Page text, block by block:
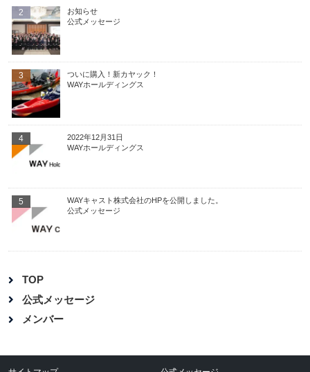
2
お知らせ
公式メッセージ
3
ついに購入！新カヤック！
WAYホールディングス
4
2022年12月31日
WAYホールディングス
5
WAYキャスト株式会社のHPを公開しました。
公式メッセージ
TOP
公式メッセージ
メンバー